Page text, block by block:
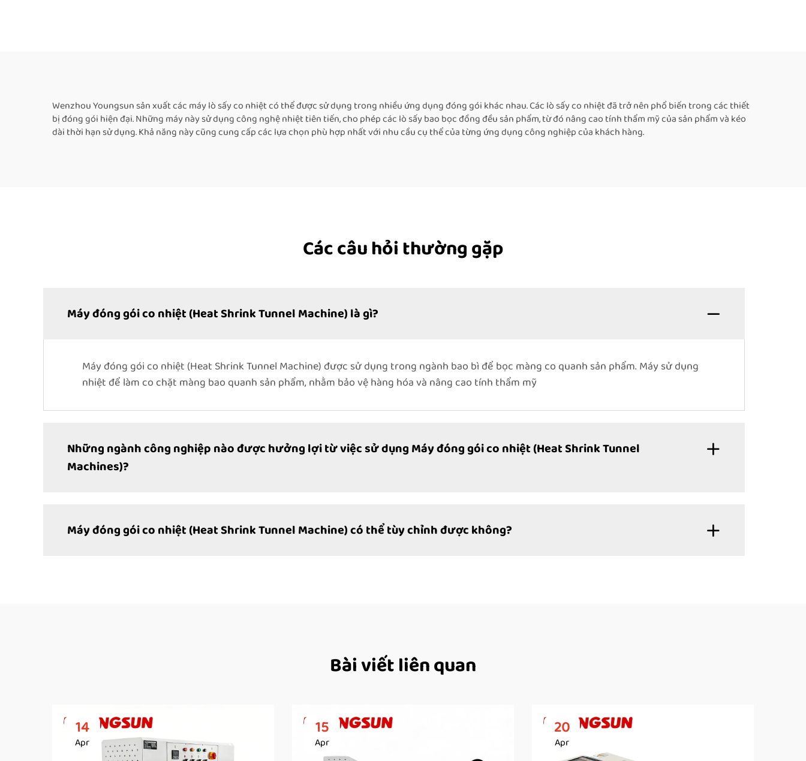
Wenzhou Youngsun sản xuất các máy lò sấy co nhiệt có thể được sử dụng trong nhiều ứng dụng đóng gói khác nhau. Các lò sấy co nhiệt đã trở nên phổ biến trong các thiết
bị đóng gói hiện đại. Những máy này sử dụng công nghệ nhiệt tiên tiến, cho phép các lò sấy bao bọc đồng đều sản phẩm, từ đó nâng cao tính thẩm mỹ của sản phẩm và kéo
dài thời hạn sử dụng. Khả năng này cũng cung cấp các lựa chọn phù hợp nhất với nhu cầu cụ thể của từng ứng dụng công nghiệp của khách hàng.
Các câu hỏi thường gặp
Máy đóng gói co nhiệt (Heat Shrink Tunnel Machine) là gì?
Máy đóng gói co nhiệt (Heat Shrink Tunnel Machine) được sử dụng trong ngành bao bì để bọc màng co quanh sản phẩm. Máy sử dụng
nhiệt để làm co chặt màng bao quanh sản phẩm, nhằm bảo vệ hàng hóa và nâng cao tính thẩm mỹ
Những ngành công nghiệp nào được hưởng lợi từ việc sử dụng Máy đóng gói co nhiệt (Heat Shrink Tunnel
Machines)?
Máy đóng gói co nhiệt (Heat Shrink Tunnel Machine) có thể tùy chỉnh được không?
Bài viết liên quan
14
Apr
15
Apr
20
Apr